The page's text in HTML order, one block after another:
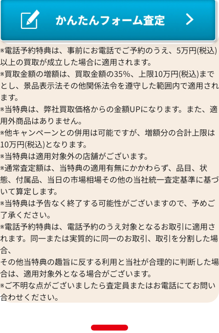
ワ行
※電話予約特典は、事前にお電話でご予約のうえ、5万円(税込)
以上の買取が成立した場合に適用されます。
※買取金額の増額は、買取金額の35％、上限10万円(税込)まで
とし、景品表示法その他関係法令を遵守した範囲内で適用され
ます。
※当特典は、弊社買取価格からの金額UPになります。また、適
用外商品はありません。
※他キャンペーンとの併用は可能ですが、増額分の合計上限は
10万円(税込)となります。
※当特典は適用対象外の店舗がございます。
※通常査定額は、当特典の適用有無にかかわらず、品目、状
態、付属品、当日の市場相場その他の当社統一査定基準に基づ
いて算定します。
※当特典は予告なく終了する可能性がございますので、予めご
了承ください。
※電話予約特典は、電話予約のうえ対象となるお取引に適用さ
れます。同一または実質的に同一のお取引、取引を分割した場
合、
その他当特典の趣旨に反する利用と当社が合理的に判断した場
合は、適用対象外となる場合がございます。
※ご不明な点がございましたら査定員またはお電話にてお問い
合わせください。